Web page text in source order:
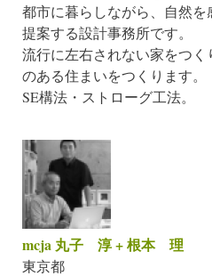
都市に暮らしながら、自然
提案する設計事務所です。
流行に左右されない家をつ
のある住まいをつくります。
SE構法・ストローグ工法。
mcja 丸子 淳 + 根本 理
東京都